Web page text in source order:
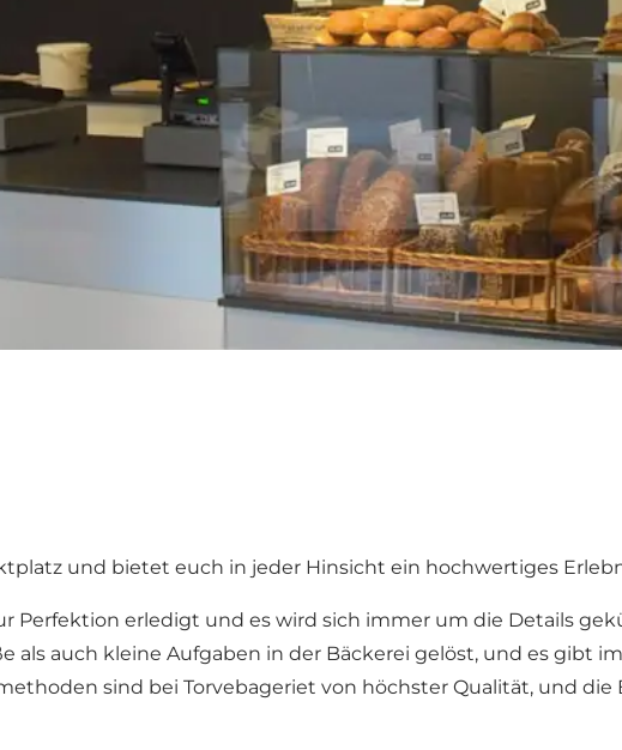
und bietet euch in jeder Hinsicht ein hochwertiges
Perfektion erledigt und es wird sich immer um die Details
als auch kleine Aufgaben in der Bäckerei gelöst, und es gibt
sind bei Torvebageriet von höchster Qualität, und